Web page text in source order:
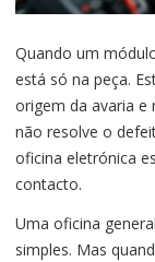
Quando um
está só na peça.
origem da avaria e
não resolve o
oficina eletrónica
contacto.
Uma oficina
simples. Mas